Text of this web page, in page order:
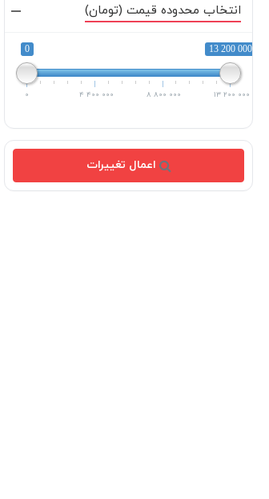
LOGITECH
jabra
HYPER X
CORSAIR
BEATS PILL
انتخاب محدوده قیمت (تومان)
0 13 200 000
0 4 400 000 8 800 000 13 200 000
اعمال تغییرات